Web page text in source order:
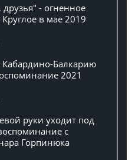
- огненное
в мае 2019
Кабардино-Балкарию
2021
руки уходит под
с
Горпинюка